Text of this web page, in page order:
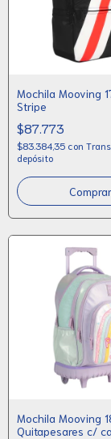
Mochila Mooving
Stripe
$87.773
$83.384,35 con
depósito
Mochila Mooving
Quitapesares c/